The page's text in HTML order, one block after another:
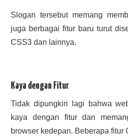
Slogan tersebut memang
juga berbagai fitur baru turut
CSS3 dan lainnya.
Kaya dengan Fitur
Tidak dipungkiri lagi bahwa
kaya dengan fitur dan
browser kedepan. Beberapa fitur